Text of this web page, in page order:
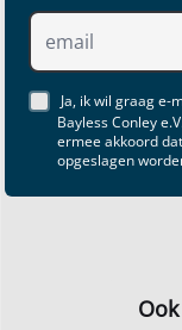
Ja, ik wil graag e-
Bayless Conley
ermee akkoord
opgeslagen